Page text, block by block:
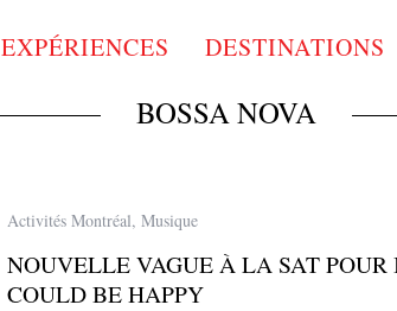
EXPÉRIENCES DESTINATIONS
BOSSA NOVA
Activités Montréal, Musique
NOUVELLE VAGUE À LA SAT POUR
COULD BE HAPPY